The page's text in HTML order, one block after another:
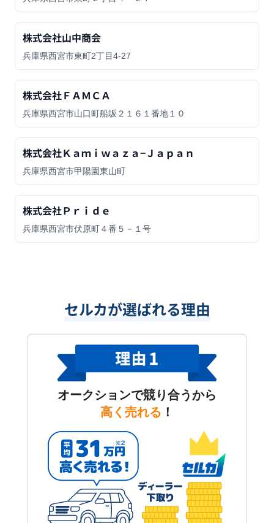
株式会社山中商会
兵庫県西宮市東町2丁目4-27
株式会社ＦＡＭＣＡ
兵庫県西宮市山口町船坂２１６１番地１０
株式会社Ｋａｍｉｗａｚａ−Ｊａｐａｎ
兵庫県西宮市甲陽園東山町
株式会社Ｐｒｉｄｅ
兵庫県西宮市伏原町４番５－１号
セルカが選ばれる理由
オークションで競り合うから
高く売れる ！